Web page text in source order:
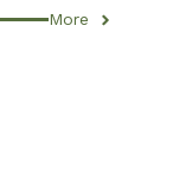
More